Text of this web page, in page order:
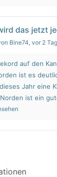
das jetzt
Bine74, vor 2
auf den
ist es
Jahr eine
ist ein